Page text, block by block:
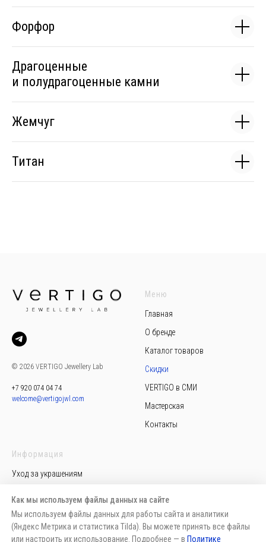
Форфор
Драгоценные
и полудрагоценные камни
Жемчуг
Титан
Как мы используем файлы данных на сайте
Мы используем файлы данных для работы сайта и аналитики
(Яндекс Метрика и статистика Tilda). Вы можете принять все файлы
или настроить их использование. Подробнее — в Политике
© 2026 VERTIGO Jewellery Lab
+7 920 074 04 74
welcome@vertigojwl.com
Меню
Главная
О бренде
Каталог товаров
Скидки
VERTIGO в СМИ
Мастерская
Контакты
Информация
Уход за украшениям
Пользовательское соглашение
Публичная оферта